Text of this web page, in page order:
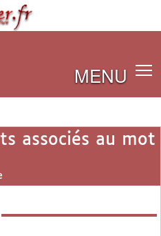
MENU
associés au mot